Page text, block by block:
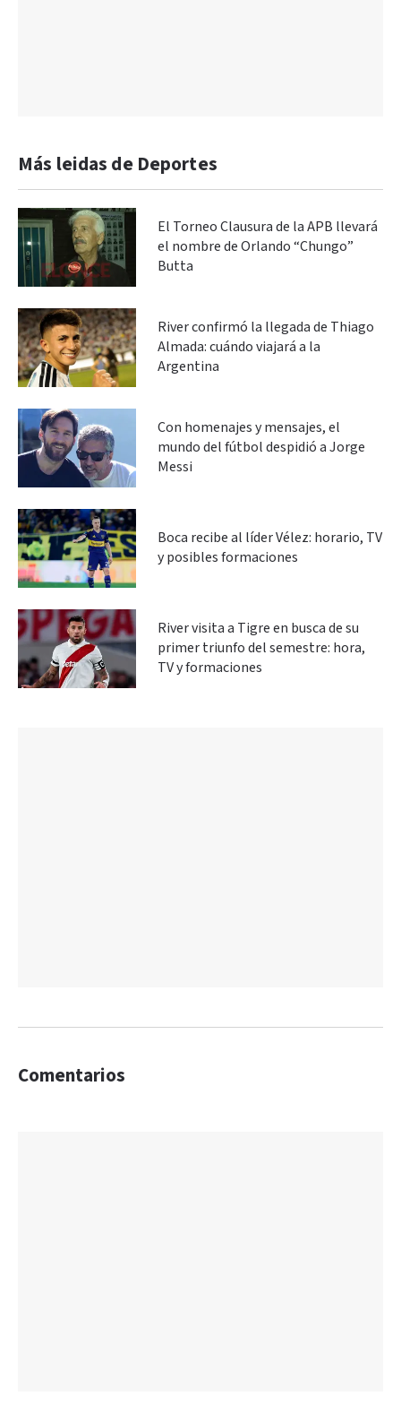
Más leidas de Deportes
El Torneo Clausura de la APB llevará
el nombre de Orlando “Chungo”
Butta
River confirmó la llegada de Thiago
Almada: cuándo viajará a la
Argentina
Con homenajes y mensajes, el
mundo del fútbol despidió a Jorge
Messi
Boca recibe al líder Vélez: horario, TV
y posibles formaciones
River visita a Tigre en busca de su
primer triunfo del semestre: hora,
TV y formaciones
Comentarios